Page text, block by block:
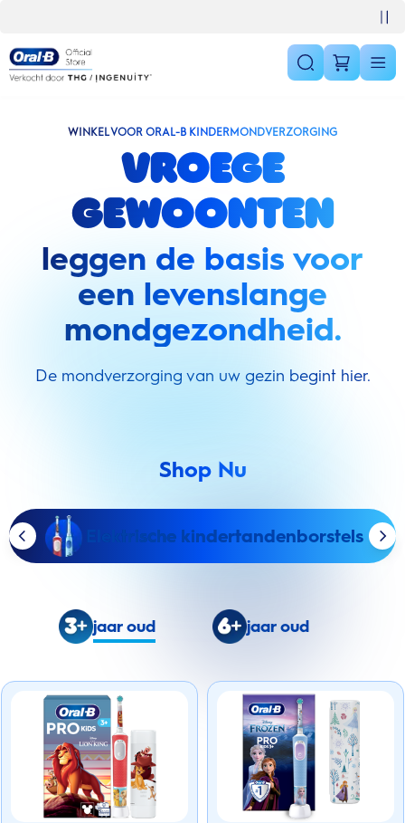
WINKEL VOOR ORAL-B KINDERMONDVERZORGING
Vroege
gewoonten
leggen de basis voor
een levenslange
mondgezondheid.
De mondverzorging van uw gezin begint hier.
Shop Nu
Elektrische kindertandenborstels
jaar oud jaar oud